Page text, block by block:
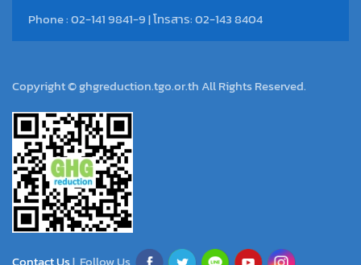
Phone : 02-141 9841-9 | โทรสาร: 02-143 8404
Copyright © ghgreduction.tgo.or.th All Rights Reserved.
Contact Us| Follow Us